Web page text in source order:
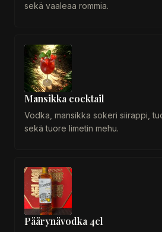
sekä vaaleaa rommia.
Mansikka cocktail
Vodka, mansikka sokeri siirappi,
sekä tuore limetin mehu.
Päärynävodka 4cl